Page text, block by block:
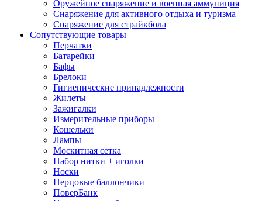
Оружейное снаряжение и военная аммуниция
Снаряжение для активного отдыха и туризма
Снаряжение для страйкбола
Сопутствующие товары
Перчатки
Батарейки
Бафы
Брелоки
Гигиенические принадлежности
Жилеты
Зажигалки
Измерительные приборы
Кошельки
Лампы
Москитная сетка
Набор нитки + иголки
Носки
Перцовые баллончики
ПоверБанк